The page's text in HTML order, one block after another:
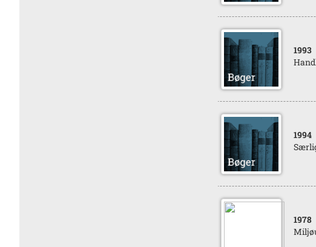
1993
1994
1978